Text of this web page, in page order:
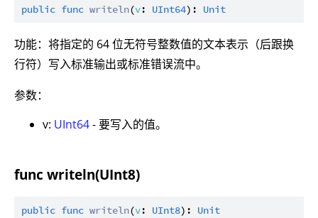
public func writeln(v: UInt64): Unit
功能：将指定的 64 位无符号整数值的文本表示（后跟换
行符）写入标准输出或标准错误流中。
参数：
v: UInt64- 要写入的值。
func writeln(UInt8)
public func writeln(v: UInt8): Unit